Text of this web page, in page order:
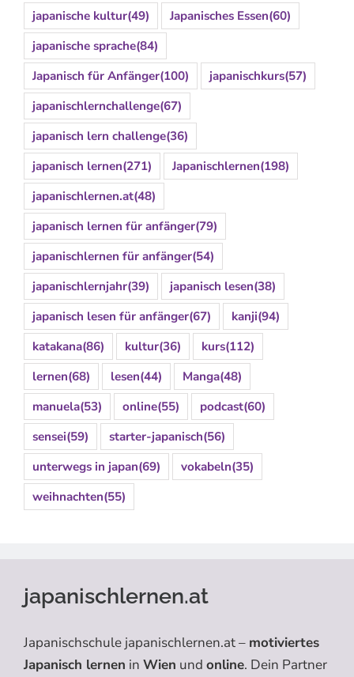
japanische kultur(49) Japanisches Essen(60)
japanische sprache(84)
Japanisch für Anfänger(100) japanischkurs(57)
japanischlernchallenge(67)
japanisch lern challenge(36)
japanisch lernen(271) Japanischlernen(198)
japanischlernen.at(48)
japanisch lernen für anfänger(79)
japanischlernen für anfänger(54)
japanischlernjahr(39) japanisch lesen(38)
japanisch lesen für anfänger(67) kanji(94)
katakana(86) kultur(36) kurs(112)
lernen(68) lesen(44) Manga(48)
manuela(53) online(55) podcast(60)
sensei(59) starter-japanisch(56)
unterwegs in japan(69) vokabeln(35)
weihnachten(55)
japanischlernen.at
Japanischschule japanischlernen.at – motiviertes
Japanisch lernen in Wien und online. Dein Partner